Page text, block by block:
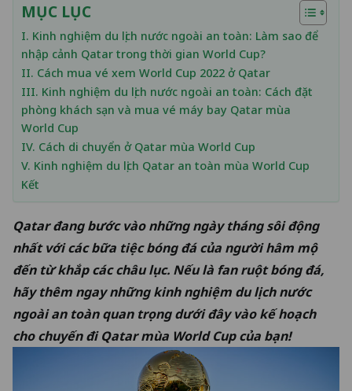
MỤC LỤC
I. Kinh nghiệm du lịch nước ngoài an toàn: Làm sao để
nhập cảnh Qatar trong thời gian World Cup?
II. Cách mua vé xem World Cup 2022 ở Qatar
III. Kinh nghiệm du lịch nước ngoài an toàn: Cách đặt
phòng khách sạn và mua vé máy bay Qatar mùa
World Cup
IV. Cách di chuyển ở Qatar mùa World Cup
V. Kinh nghiệm du lịch Qatar an toàn mùa World Cup
Kết
Qatar đang bước vào những ngày tháng sôi động
nhất với các bữa tiệc bóng đá của người hâm mộ
đến từ khắp các châu lục. Nếu là fan ruột bóng đá,
hãy thêm ngay nhữngkinh nghiệm du lịch nước
ngoài an toànquan trọng dưới đây vào kế hoạch
cho chuyến đi Qatar mùa World Cup của bạn!